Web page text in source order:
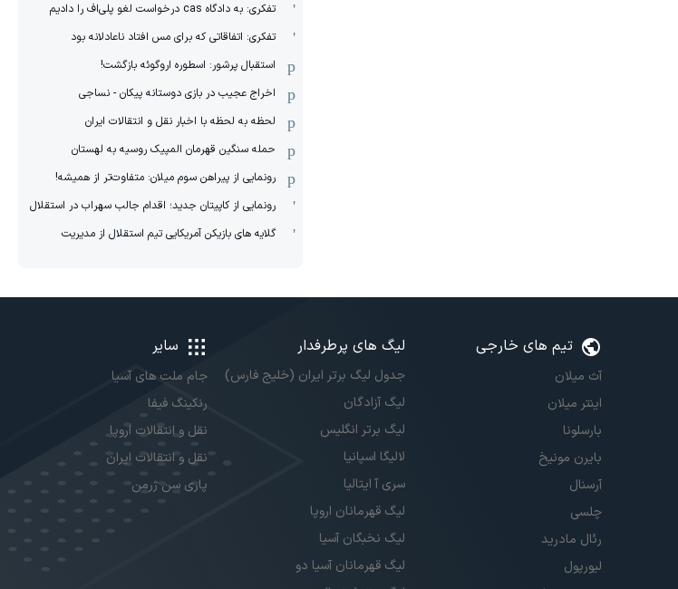
تفکری: به دادگاه cas درخواست لغو پلی‌اف را دادیم
تفکری: اتفاقاتی که برای مس افتاد ناعادلانه بود
استقبال پرشور: اسطوره اروگوئه بازگشت!
اخراج عجیب در بازی دوستانه پیکان - نساجی
لحظه به لحظه با اخبار نقل و انتقالات ایران
حمله سنگین قهرمان المپیک روسیه به لهستان
رونمایی از پیراهن سوم میلان: متفاوت‌تر از همیشه!
رونمایی از کاپیتان جدید؛ اقدام جالب سهراب در استقلال
گلایه های بازیکن آمریکایی تیم استقلال از مدیریت
تیم های خارجی
آث میلان
اینتر میلان
بارسلونا
بایرن مونیخ
آرسنال
چلسی
رئال مادرید
لیورپول
لیگ های پرطرفدار
جدول لیگ برتر ایران (خلیج فارس)
لیگ آزادگان
لیگ برتر انگلیس
لالیگا اسپانیا
سری آ ایتالیا
لیگ قهرمانان اروپا
لیگ نخبگان آسیا
لیگ قهرمانان آسیا دو
سایر
جام ملت های آسیا
رنکینگ فیفا
نقل و انتقالات اروپا
نقل و انتقالات ایران
پاری سن ژرمن